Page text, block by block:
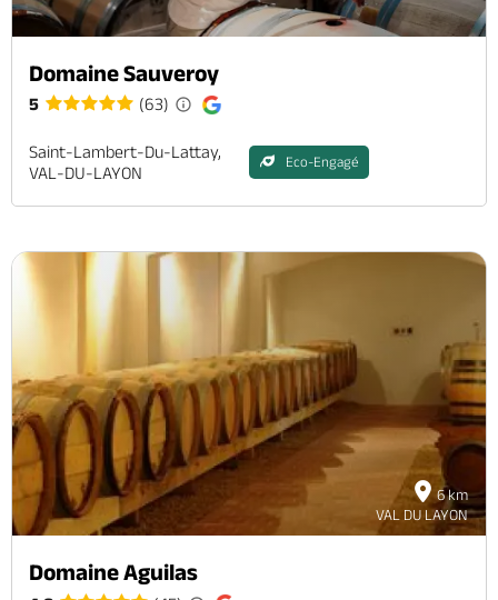
Domaine Sauveroy
5 (63)
Saint-Lambert-Du-Lattay,
VAL-DU-LAYON
Eco-Engagé
6 km
VAL DU LAYON
Domaine Aguilas